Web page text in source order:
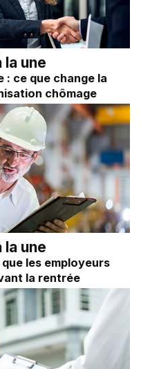
une
ce que change la
chômage
une
les employeurs
la rentrée